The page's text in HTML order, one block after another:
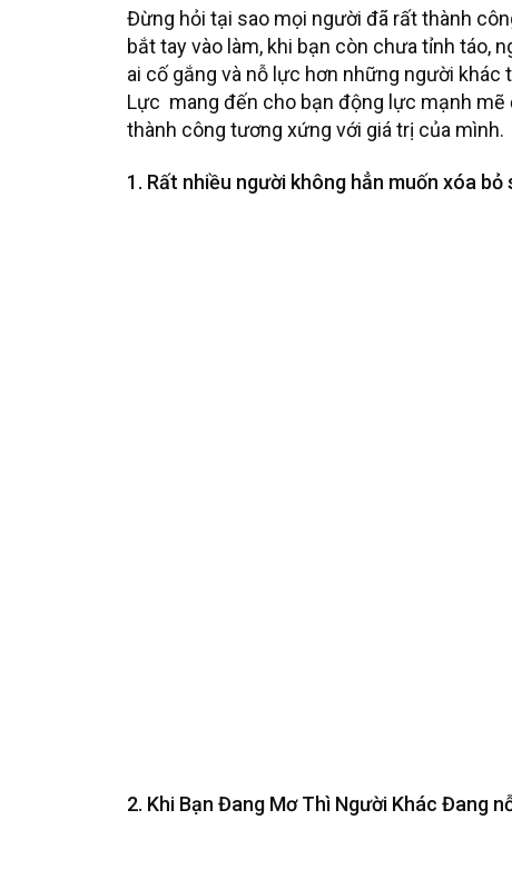
Đừng hỏi tại sao mọi người đã rất thành
bắt tay vào làm, khi bạn còn chưa tỉnh táo,
ai cố gắng và nỗ lực hơn những người
Lực mang đến cho bạn động lực mạnh mẽ
thành công tương xứng với giá trị của mình.
1. Rất nhiều người không hẳn muốn xóa
2. Khi Bạn Đang Mơ Thì Người Khác Đang